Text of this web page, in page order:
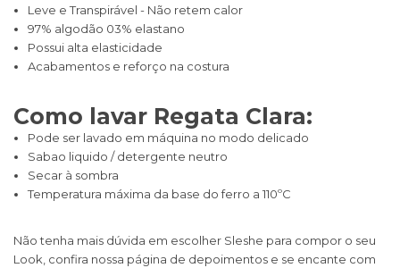
Leve e Transpirável - Não retem calor
97% algodão 03% elastano
Possui alta elasticidade
Acabamentos e reforço na costura
Como lavar Regata Clara:
Pode ser lavado em máquina no modo delicado
Sabao liquido / detergente neutro
Secar à sombra
Temperatura máxima da base do ferro a 110ºC
Não tenha mais dúvida em escolher Sleshe para compor o seu
Look, confira nossa página de depoimentos e se encante com